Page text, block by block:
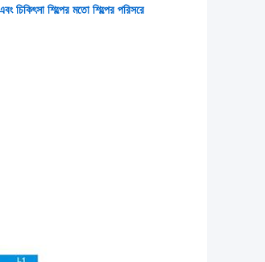
চিকিৎসা শিল্পের মতো শিল্পের পরিসরে